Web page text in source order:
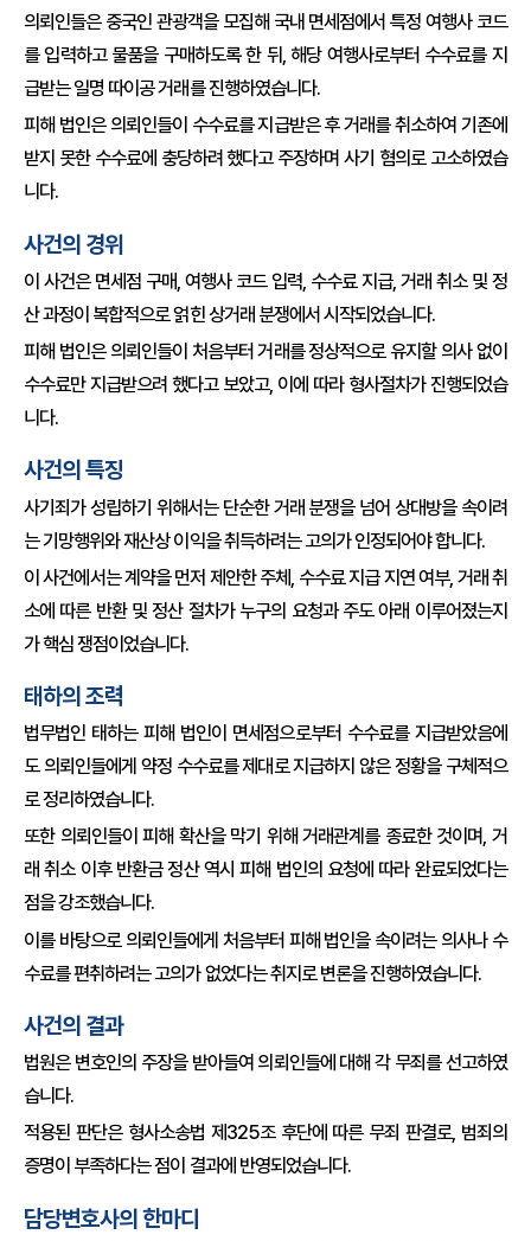
의뢰인들은 중국인 관광객을 모집해 국내 면세점에서 특정 여행사 코드
를 입력하고 물품을 구매하도록 한 뒤, 해당 여행사로부터 수수료를 지
급받는 일명 따이공 거래를 진행하였습니다.
피해 법인은 의뢰인들이 수수료를 지급받은 후 거래를 취소하여 기존에
받지 못한 수수료에 충당하려 했다고 주장하며 사기 혐의로 고소하였습
니다.
사건의 경위
이 사건은 면세점 구매, 여행사 코드 입력, 수수료 지급, 거래 취소 및 정
산 과정이 복합적으로 얽힌 상거래 분쟁에서 시작되었습니다.
피해 법인은 의뢰인들이 처음부터 거래를 정상적으로 유지할 의사 없이
수수료만 지급받으려 했다고 보았고, 이에 따라 형사절차가 진행되었습
니다.
사건의 특징
사기죄가 성립하기 위해서는 단순한 거래 분쟁을 넘어 상대방을 속이려
는 기망행위와 재산상 이익을 취득하려는 고의가 인정되어야 합니다.
이 사건에서는 계약을 먼저 제안한 주체, 수수료 지급 지연 여부, 거래 취
소에 따른 반환 및 정산 절차가 누구의 요청과 주도 아래 이루어졌는지
가 핵심 쟁점이었습니다.
태하의 조력
법무법인 태하는 피해 법인이 면세점으로부터 수수료를 지급받았음에
도 의뢰인들에게 약정 수수료를 제대로 지급하지 않은 정황을 구체적으
로 정리하였습니다.
또한 의뢰인들이 피해 확산을 막기 위해 거래관계를 종료한 것이며, 거
래 취소 이후 반환금 정산 역시 피해 법인의 요청에 따라 완료되었다는
점을 강조했습니다.
이를 바탕으로 의뢰인들에게 처음부터 피해 법인을 속이려는 의사나 수
수료를 편취하려는 고의가 없었다는 취지로 변론을 진행하였습니다.
사건의 결과
법원은 변호인의 주장을 받아들여 의뢰인들에 대해 각 무죄를 선고하였
습니다.
적용된 판단은 형사소송법 제325조 후단에 따른 무죄 판결로, 범죄의
증명이 부족하다는 점이 결과에 반영되었습니다.
담당변호사의 한마디